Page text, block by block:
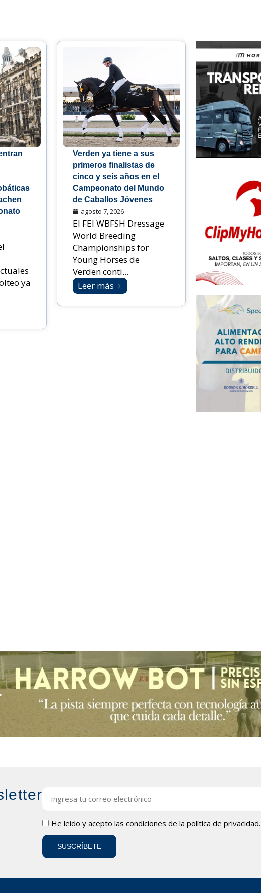
ya
Verden ya tiene a sus
primeros finalistas de
cinco y seis años en el
Campeonato del Mundo
de Caballos Jóvenes
agosto 7, 2026
El FEI WBFSH Dressage
World Breeding
Championships for
Young Horses de
Verden conti...
Leer más
LOPDHe leído y acepto las condiciones de lapolítica de privacidad.
SUSCRÍBETE